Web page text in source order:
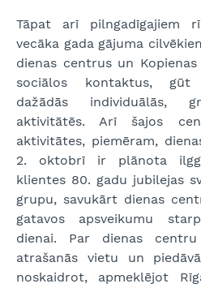
Tāpat arī pilngadīgajiem
vecāka gada gājuma
dienas centrus un
sociālos kontaktus, gūt
dažādās individuālās,
aktivitātēs. Arī šajos
aktivitātes, piemēram,
2. oktobrī ir plānota
klientes 80. gadu jubilejas
grupu, savukārt dienas
gatavos apsveikumu
dienai. Par dienas
atrašanās vietu un
noskaidrot, apmeklējot